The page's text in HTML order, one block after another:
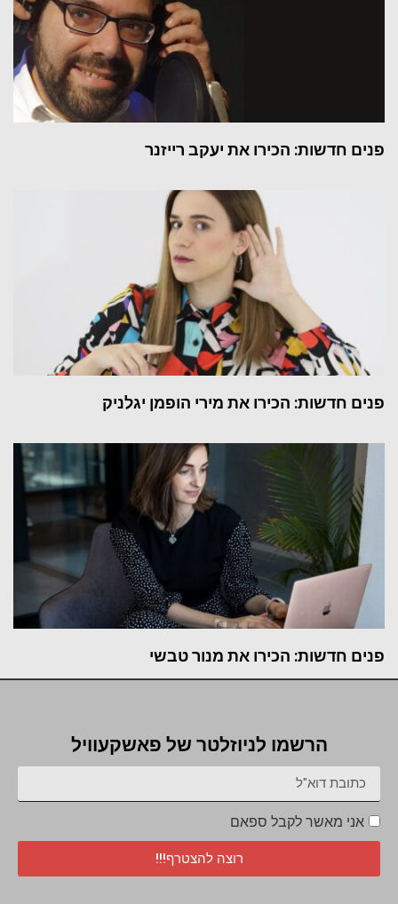
פנים חדשות: הכירו את יעקב רייזנר
פנים חדשות: הכירו את מירי הופמן יגלניק
פנים חדשות: הכירו את מנור טבשי
הרשמו לניוזלטר של פאשקעוויל
אני מאשר לקבל ספאם
רוצה להצטרף!!!